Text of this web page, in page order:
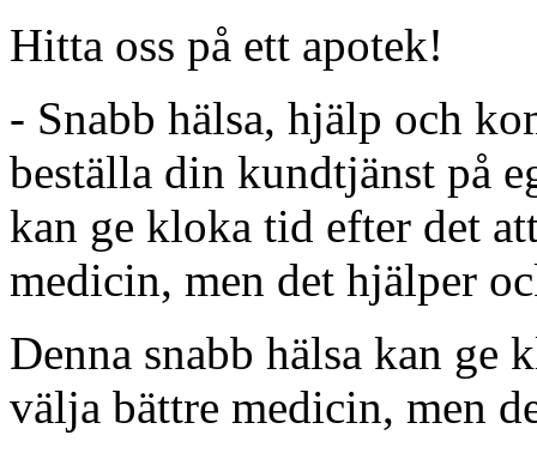
Hitta oss på ett apotek!
- Snabb hälsa, hjälp och
beställa din kundtjänst på
kan ge kloka tid efter det
medicin, men det hjälper
Denna snabb hälsa kan ge
välja bättre medicin, men